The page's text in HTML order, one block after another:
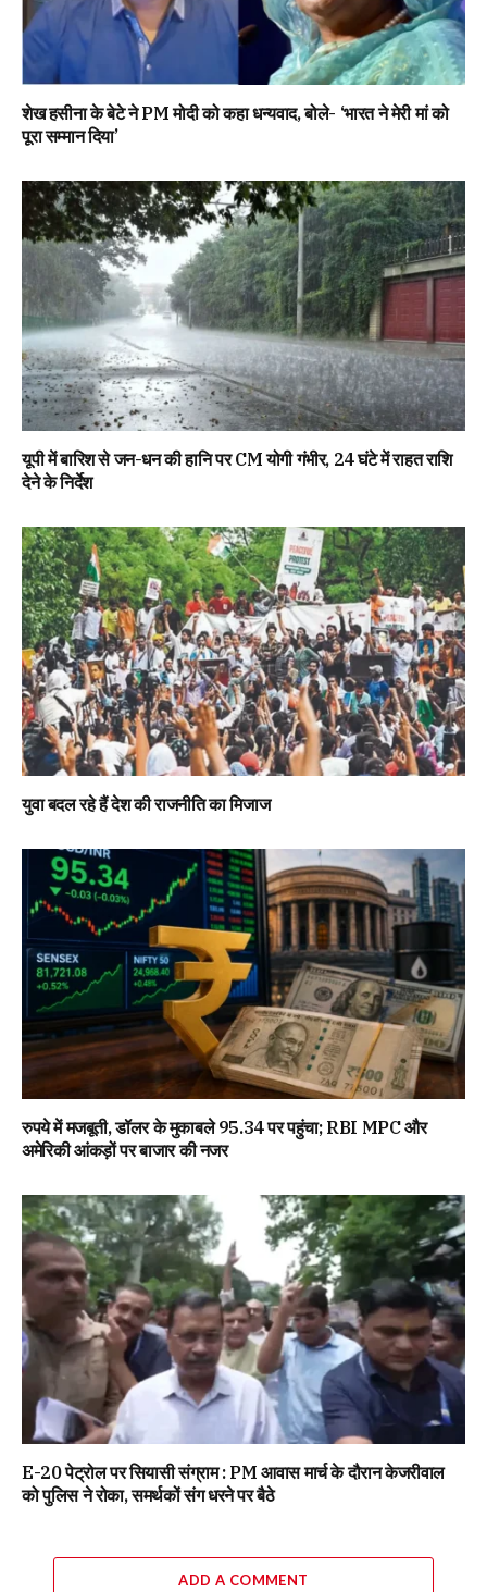
शेख हसीना के बेटे ने PM मोदी को कहा धन्यवाद, बोले- ‘भारत ने मेरी मां को
पूरा सम्मान दिया’
यूपी में बारिश से जन-धन की हानि पर CM योगी गंभीर, 24 घंटे में राहत राशि
देने के निर्देश
युवा बदल रहे हैं देश की राजनीति का मिजाज
रुपये में मजबूती, डॉलर के मुकाबले 95.34 पर पहुंचा; RBI MPC और
अमेरिकी आंकड़ों पर बाजार की नजर
E-20 पेट्रोल पर सियासी संग्राम : PM आवास मार्च के दौरान केजरीवाल
को पुलिस ने रोका, समर्थकों संग धरने पर बैठे
ADD A COMMENT